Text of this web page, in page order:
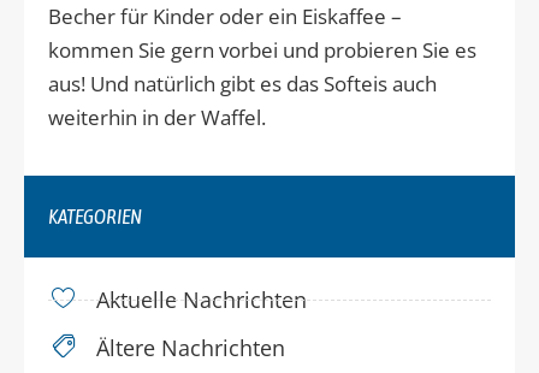
Becher für Kinder oder ein Eiskaffee –
kommen Sie gern vorbei und probieren Sie es
aus! Und natürlich gibt es das Softeis auch
weiterhin in der Waffel.
KATEGORIEN
Aktuelle Nachrichten
Ältere Nachrichten